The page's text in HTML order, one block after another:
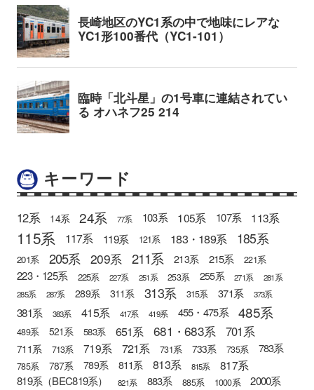
キーワード
12系 14系 24系 77系 103系 105系 107系 113系
115系 117系 119系 121系 183・189系 185系
201系 205系 209系 211系 213系 215系 221系
223・125系 225系 227系 251系 253系 255系 271系
281系
285系
287系 289系 311系 313系 315系 371系 373系
381系 383系 415系 417系 419系 455・475系 485系
489系 521系 583系 651系 681・683系 701系
711系 713系 719系 721系 731系 733系 735系 783系
785系 787系 789系 811系 813系 815系 817系
819系（BEC819系） 821系 883系 885系 1000系 2000系